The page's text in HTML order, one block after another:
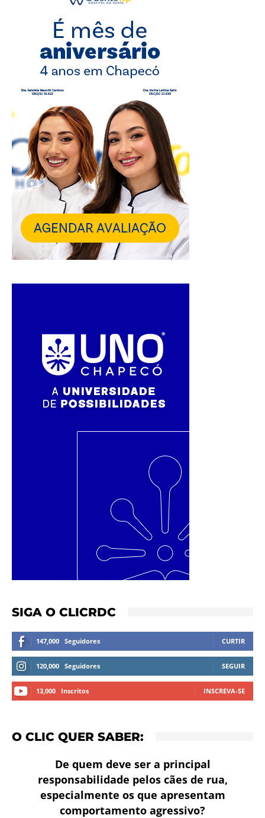
SIGA O CLICRDC
147,000 Seguidores CURTIR
120,000 Seguidores SEGUIR
13,000 Inscritos INSCREVA-SE
O CLIC QUER SABER:
De quem deve ser a principal
responsabilidade pelos cães de rua,
especialmente os que apresentam
comportamento agressivo?